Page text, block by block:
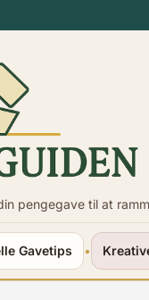
pengegave til at
Gavetips •